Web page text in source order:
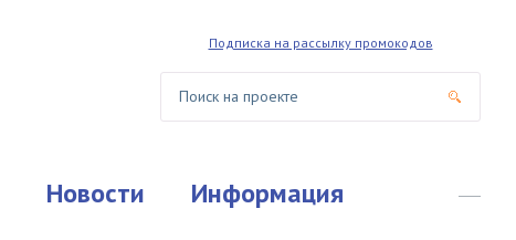
Подписка на рассылку промокодов
Новости Информация